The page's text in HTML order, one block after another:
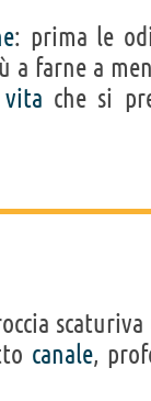
: prima le
a farne a
vita che si
canale,